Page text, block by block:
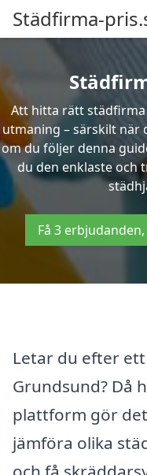
Städfirma-
Att hitta rätt städfirma
utmaning – särskilt när
om du följer denna
du den enklaste och
Få 3
Letar du efter
Grundsund? Då
plattform gör
jämföra olika